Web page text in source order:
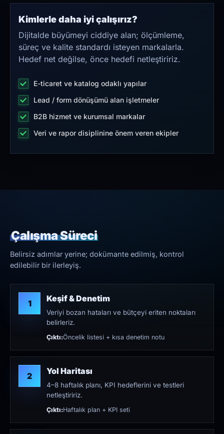
Kimlerle daha iyi çalışırız?
Dijitalde büyümeyi ciddiye alan; ölçümleme,
süreç ve kalite standardı isteyen markalarla.
Hedef net değilse, önce hedefi netleştiririz.
E-ticaret ve katalog odaklı yapılar
Lead / form dönüşümü alan işletmeler
B2B hizmet ve kurumsal markalar
Veri ve rapor disiplinine önem veren ekipler
Çalışma Süreci
Belirsiz adımlar yerine; dokümante edilmiş, kontrol
edilebilir bir ilerleyiş.
1 Keşif & Denetim
Veriyi bozan hataları ve bütçeyi eriten noktaları
belirleriz.
Çıktı:Öncelik listesi + kısa denetim notu
2 Yol Haritası
4–8 haftalık planı, KPI hedeflerini ve testleri
netleştiririz.
Çıktı:Haftalık plan + KPI seti